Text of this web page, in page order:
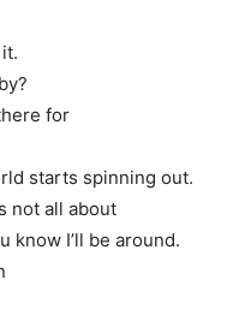
for
starts spinning out.
not all about
know I’ll be around.